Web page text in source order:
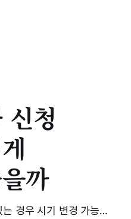
청
까
는 경우 시기 변경 가능…